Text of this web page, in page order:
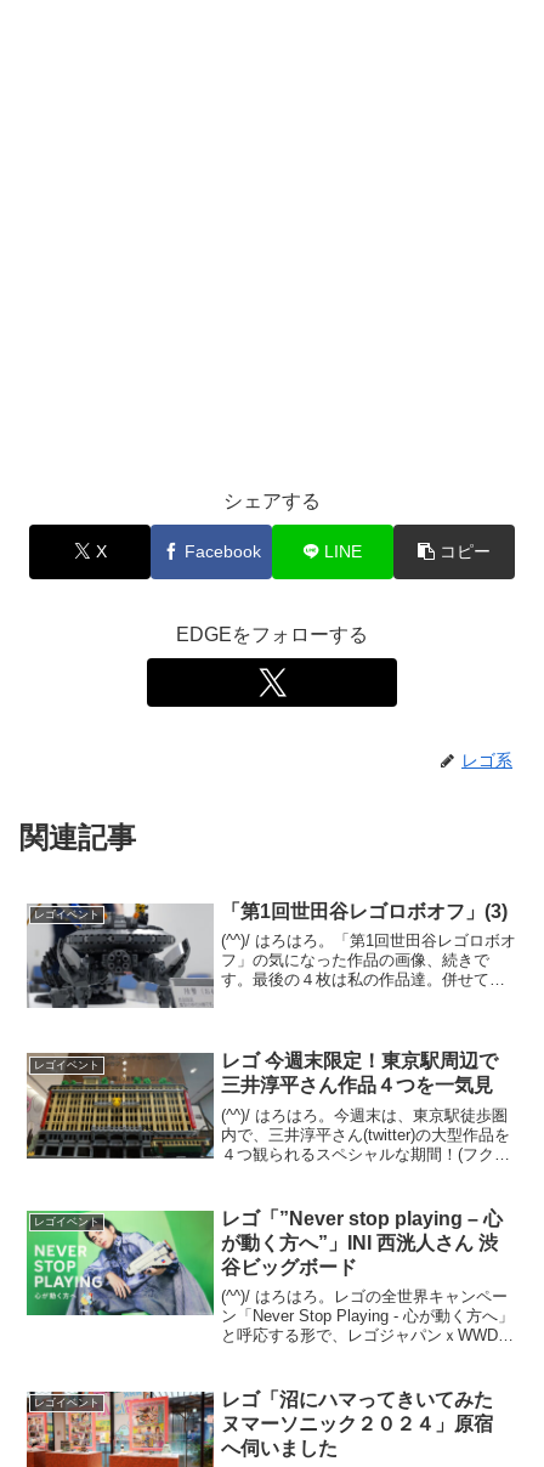
シェアする
X Facebook LINE コピー
EDGEをフォローする
レゴ系
関連記事
レゴイベント 「第1回世田谷レゴロボオフ」(3)
(^^)/ はろはろ。「第1回世田谷レゴロボオ
フ」の気になった作品の画像、続きで
す。最後の４枚は私の作品達。併せて、
レゴイベント
レゴ 今週末限定！東京駅周辺で
三井淳平さん作品４つを一気見
(^^)/ はろはろ。今週末は、東京駅徒歩圏
内で、三井淳平さん(twitter)の大型作品を
４つ観られるスペシャルな期間！(フクイ
みてください。以下画像・情報は全て2...
レゴイベント
レゴ「”Never stop playing – 心
が動く方へ”」INI 西洸人さん 渋
谷ビッグボード
(^^)/ はろはろ。レゴの全世界キャンペー
ン「Never Stop Playing - 心が動く方へ」
と呼応する形で、レゴジャパンｘWWDの
展...
レゴイベント
レゴ「沼にハマってきいてみた
ヌマーソニック２０２４」原宿
へ伺いました